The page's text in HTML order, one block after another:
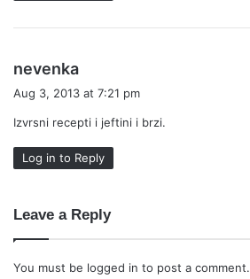
nevenka
s
:
Aug 3, 2013 at 7:21 pm
Izvrsni recepti i jeftini i brzi.
Log in to Reply
Leave a Reply
You must be logged in to post a comment.